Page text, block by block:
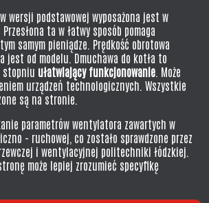
wersji podstawowej wyposażona jest w
ta w łatwy sposób pomaga
samym pieniądze. Prędkość obrotowa
jest od modelu. Dmuchawa do kotła to
stopniu ułatwiający funkcjonowanie . Może
urządzeń technologicznych. Wszystkie
są na stronie.
parametrów wentylatora zawartych w
- ruchowej, co zostało sprawdzone przez
i wentylacyjnej politechniki łódzkiej.
może lepiej zrozumieć specyfikę